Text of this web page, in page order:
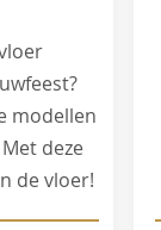
modellen
deze
de vloer!